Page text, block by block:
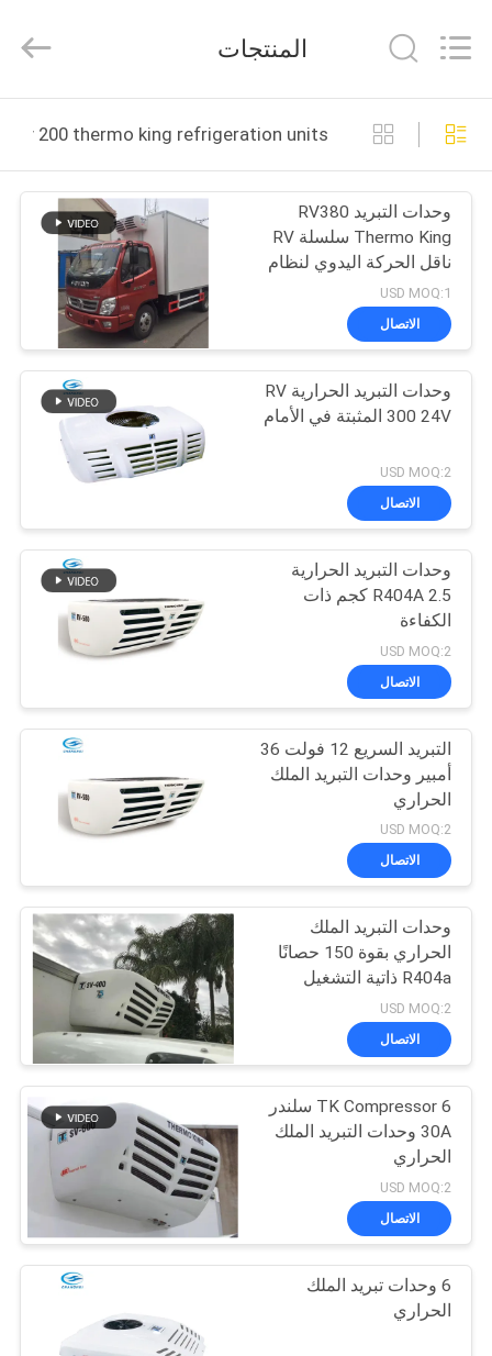
المنزل
المنتجات
حولنا
جولة
في
المصنع
مراقبة
الجودة
اتصل
أخبار
القضايا
خريطة
الموقع
سياسة
الخصوصية
INDUSTRY
Rights
المنتجات
rv 200 thermo king refrigeration units التصنيع عبر الإنترنت
وحدات التبريد RV380
Thermo King سلسلة RV
ناقل الحركة اليدوي لنظام
ثلاجة الشاحنة
USD MOQ:1
الاتصال
وحدات التبريد الحرارية RV
300 24V المثبتة في الأمام
USD MOQ:2
الاتصال
وحدات التبريد الحرارية
R404A 2.5 كجم ذات
الكفاءة
USD MOQ:2
الاتصال
التبريد السريع 12 فولت 36
أمبير وحدات التبريد الملك
الحراري
USD MOQ:2
الاتصال
وحدات التبريد الملك
الحراري بقوة 150 حصانًا
R404a ذاتية التشغيل
USD MOQ:2
الاتصال
TK Compressor 6 سلندر
30A وحدات التبريد الملك
الحراري
USD MOQ:2
الاتصال
6 وحدات تبريد الملك
الحراري